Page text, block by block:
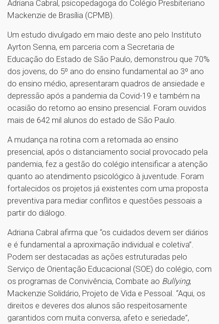
Adriana Cabral, psicopedagoga do Colégio Presbiteriano
Mackenzie de Brasília (CPMB).
Um estudo divulgado em maio deste ano pelo Instituto
Ayrton Senna, em parceria com a Secretaria de
Educação do Estado de São Paulo, demonstrou que 70%
dos jovens, do 5º ano do ensino fundamental ao 3º ano
do ensino médio, apresentaram quadros de ansiedade e
depressão após a pandemia da Covid-19 e também na
ocasião do retorno ao ensino presencial. Foram ouvidos
mais de 642 mil alunos do estado de São Paulo.
A mudança na rotina com a retomada ao ensino
presencial, após o distanciamento social provocado pela
pandemia, fez a gestão do colégio intensificar a atenção
quanto ao atendimento psicológico à juventude. Foram
fortalecidos os projetos já existentes com uma proposta
preventiva para mediar conflitos e questões pessoais a
partir do diálogo.
Adriana Cabral afirma que “os cuidados devem ser diários
e é fundamental a aproximação individual e coletiva”.
Podem ser destacadas as ações estruturadas pelo
Serviço de Orientação Educacional (SOE) do colégio, com
os programas de Convivência, Combate ao Bullying,
Mackenzie Solidário, Projeto de Vida e Pessoal. “Aqui, os
direitos e deveres dos alunos são respeitosamente
garantidos com muita conversa, afeto e seriedade”,